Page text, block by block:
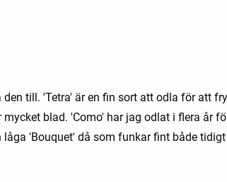
den till. 'Tetra' är en fin sort att odla för att
mycket blad. 'Como' har jag odlat i flera år
låga 'Bouquet' då som funkar fint både